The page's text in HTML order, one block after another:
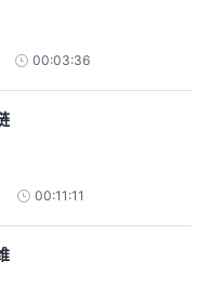
00:03:36
00:11:11